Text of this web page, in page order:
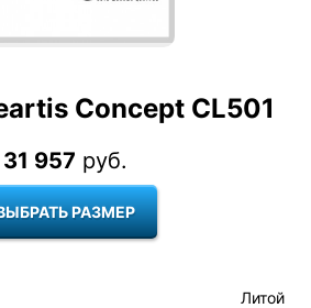
Concept CL501
31 957 руб.
РАЗМЕР
Литой